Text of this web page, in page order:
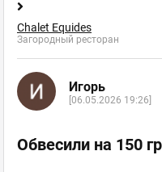
Chalet Equides
Загородный ресторан
Игорь
[06.05.2026 19:26]
Обвесили на 150